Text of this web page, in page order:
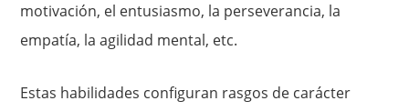
motivación, el entusiasmo, la perseverancia, la
empatía, la agilidad mental, etc.
Estas habilidades configuran rasgos de carácter